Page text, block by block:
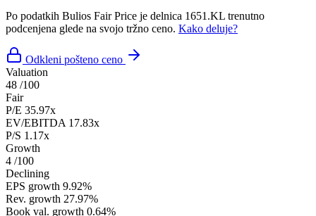
Po podatkih Bulios Fair Price je delnica 1651.KL trenutno
podcenjena glede na svojo tržno ceno. Kako deluje?
Odkleni pošteno ceno
Valuation
48 /100
Fair
P/E 35.97x
EV/EBITDA 17.83x
P/S 1.17x
Growth
4 /100
Declining
EPS growth 9.92%
Rev. growth 27.97%
Book val. growth 0.64%